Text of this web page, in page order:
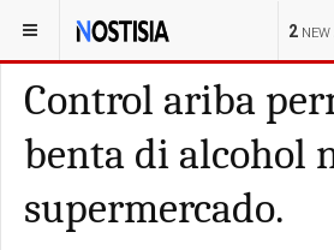
2 NEW
YOU ARE HERE: ARUBA KORTE-
Control ariba
benta di alcohol
supermercado.